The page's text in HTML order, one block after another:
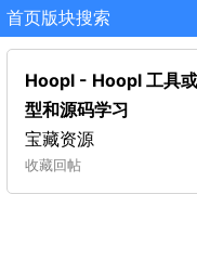
首页版块搜索
Hoopl - Hoopl 工具
型和源码学习
宝藏资源
收藏回帖